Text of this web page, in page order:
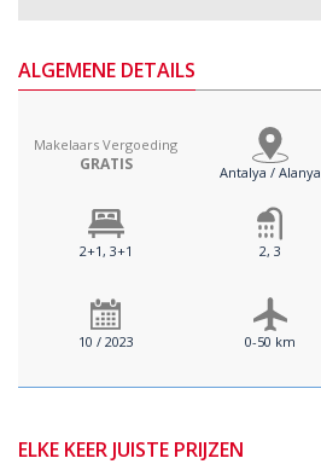
ALGEMENE DETAILS
Makelaars Vergoeding
GRATIS Antalya / Alanya
2+1, 3+1 2, 3
10 / 2023 0-50 km
ELKE KEER JUISTE PRIJZEN